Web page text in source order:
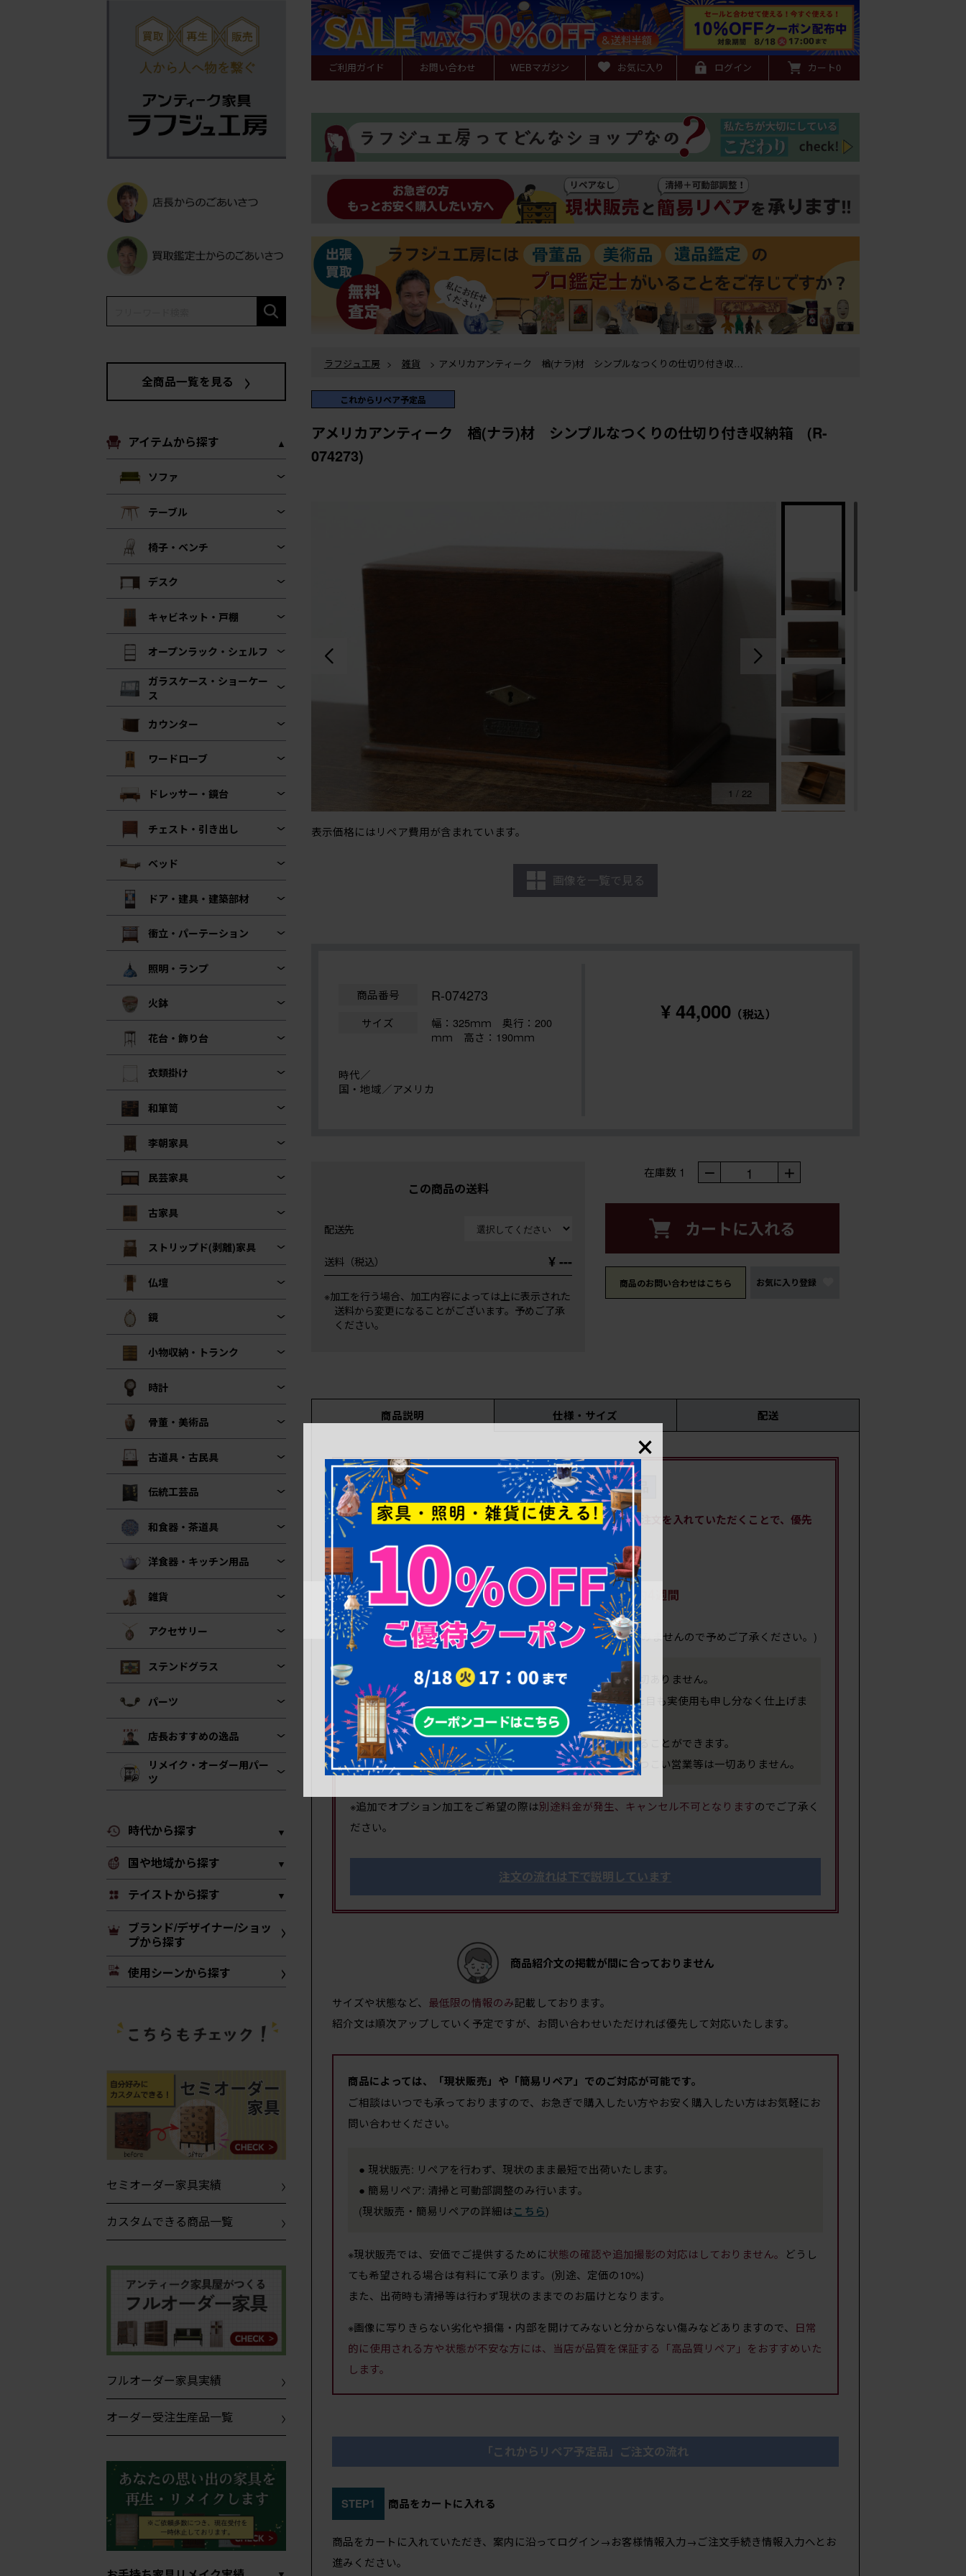
全商品一覧を見る
アイテムから探す
ソファ
テーブル
椅子・ベンチ
デスク
キャビネット・戸棚
オープンラック・シェルフ
ガラスケース・ショーケー
ス
カウンター
ワードローブ
ドレッサー・鏡台
チェスト・引き出し
ベッド
ドア・建具・建築部材
衝立・パーテーション
照明・ランプ
火鉢
花台・飾り台
衣類掛け
和箪笥
李朝家具
民芸家具
古家具
ストリップド(剥離)家具
仏壇
鏡
小物収納・トランク
時計
骨董・美術品
古道具・古民具
伝統工芸品
和食器・茶道具
洋食器・キッチン用品
雑貨
アクセサリー
ステンドグラス
パーツ
店長おすすめの逸品
リメイク・オーダー用パー
ツ
時代から探す
国や地域から探す
テイストから探す
ブランド/デザイナー/ショッ
プから探す
使用シーンから探す
セミオーダー家具実績
カスタムできる商品一覧
フルオーダー家具実績
オーダー受注生産品一覧
ご利用ガイド お問い合わせ WEBマガジン お気に入り ログイン カート0
ラフジュ工房 > 雑貨
仕切り付き収納箱 (R-074273)
ラフジュ工房 > 小物収納・トランク
これからリペア予定品
アメリカアンティーク 楢(ナラ)材 シンプルなつくりの仕切り付き収納箱 (R-
074273)
表示価格にはリペア費用が含まれています。
1 / 22
画像を一覧で見る
商品番号 R-074273
サイズ 幅：325ｍｍ 奥行：200
ｍｍ 高さ：190ｍｍ
時代／
国・地域／アメリカ
¥ 44,000 （税込）
この商品の送料
配送先
送料（税込） ¥ ---
※加工を行う場合、加工内容によっては上に表示された
送料から変更になることがございます。予めご了承
ください。
在庫数 1 － 1 ＋
カートに入れる
商品のお問い合わせはこちら お気に入り登録
商品説明 仕様・サイズ 配送
こちらの商品はリペアを行う前の状態で出品しています。仮注文を入れていただくことで、優先
してリペアを行います。
現在のリペア期間
(上記リペア期間にはGW、お盆、年末年始等の長期休業は含みませんので予めご了承ください。)
リペア費込みの価格を表示 しているので、追加料金は一切ありません。
●1年間無料修理保証付き
の「高品質リペア」を施し、見た目も実使用も申し分なく仕上げま
す。
● 完成後の画像をご覧いただいた上で、購入の可否を決めることができます。
● 購入キャンセルの場合でも、キャンセル料の請求や、しつこい営業等は一切ありません。
※追加でオプション加工をご希望の際は別途料金が発生、キャンセル不可となりますのでご了承く
ださい。
注文の流れは下で説明しています
商品紹介文の掲載が間に合っておりません
サイズや状態など、 最低限の情報のみ記載しております。
紹介文は順次アップしていく予定ですが、お問い合わせいただければ優先して対応いたします。
商品によっては、「現状販売」や「簡易リペア」でのご対応が可能です。
ご相談はいつでも承っておりますので、お急ぎで購入したい方やお安く購入したい方はお気軽にお
問い合わせください。
● 現状販売: リペアを行わず、現状のまま最短で出荷いたします。
● 簡易リペア: 清掃と可動部調整のみ行います。
(現状販売・簡易リペアの詳細はこちら)
※現状販売では、安価でご提供するために状態の確認や追加撮影の対応はしておりません。
どうし
ても希望される場合は有料にて承ります。(別途、定価の10%)
また、出荷時も清掃等は行わず現状のままでのお届けとなります。
※画像に写りきらない劣化や損傷・内部を開けてみないと分からない傷みなどありますので、
日常
的に使用される方や状態が不安な方には、当店が品質を保証する「高品質リペア」をおすすめいた
します。
「これからリペア予定品」ご注文の流れ
STEP1 商品をカートに入れる
商品をカートに入れていただき、案内に沿ってログイン→お客様情報入力→ご注文手続き情報入力へとお
進みください。
×